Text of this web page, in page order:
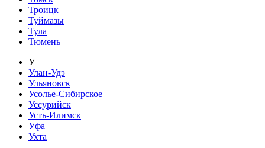
Троицк
Туймазы
Тула
Тюмень
У
Улан-Удэ
Ульяновск
Усолье-Сибирское
Уссурийск
Усть-Илимск
Уфа
Ухта